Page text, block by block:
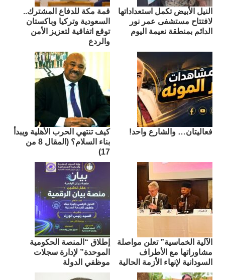
النيل الأبيض تكمل استعداداتها
لافتتاح مستشفى عمر نور
الدائم بمنطقة نعيمة اليوم
قمة مكة للدفاع المشترك..
السعودية وتركيا وباكستان
توقع اتفاقية لتعزيز الأمن
والردع
فعاليتان… والشارع واحد!
كيف تنتهي الحرب الأهلية ويبدأ
بناء السلام؟ (المقال 8 من
17)
الآلية الخماسية” تعلن مواصلة
مشاوراتها مع الأطراف
السودانية لإنهاء الأزمة الحالية
إطلاق “المنصة الحكومية
الموحدة” لإدارة سجلات
موظفي الدولة